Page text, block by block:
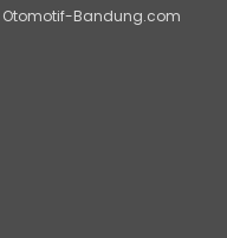
Otomotif-Bandung.com